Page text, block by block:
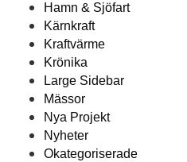
Hamn & Sjöfart
Kärnkraft
Kraftvärme
Krönika
Large Sidebar
Mässor
Nya Projekt
Nyheter
Okategoriserade